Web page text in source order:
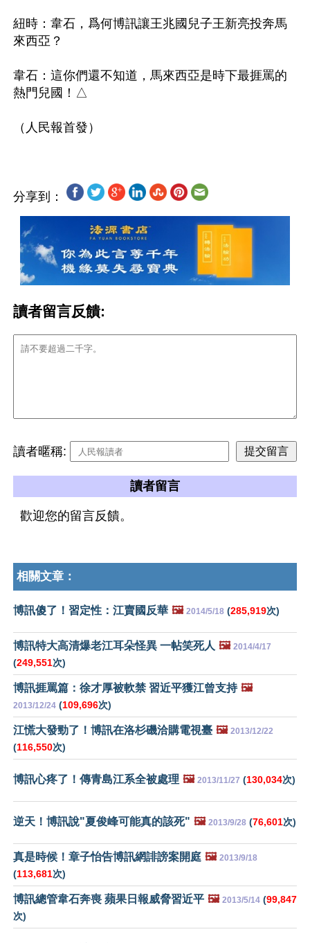
紐時：韋石，爲何博訊讓王兆國兒子王新亮投奔馬
來西亞？
韋石：這你們還不知道，馬來西亞是時下最捱罵的
熱門兒國！△
分享到：
讀者留言反饋:
讀者暱稱:
讀者留言
歡迎您的留言反饋。
相關文章：
博訊傻了！習定性：江賣國反華 🖼️ 2014/5/18 (285,919次)
博訊特大高清爆老江耳朵怪異 一帖笑死人 🖼️ 2014/4/17
(249,551次)
博訊捱罵篇：徐才厚被軟禁 習近平獲江曾支持 🖼️
2013/12/24 (109,696次)
江慌大發勁了！博訊在洛杉磯洽購電視臺 🖼️ 2013/12/22
(116,550次)
博訊心疼了！傳青島江系全被處理 🖼️ 2013/11/27 (130,034次)
逆天！博訊說"夏俊峰可能真的該死" 🖼️ 2013/9/28 (76,601次)
真是時候！章子怡告博訊網誹謗案開庭 🖼️ 2013/9/18
(113,681次)
博訊總管韋石奔喪 蘋果日報威脅習近平 🖼️ 2013/5/14 (99,847
次)